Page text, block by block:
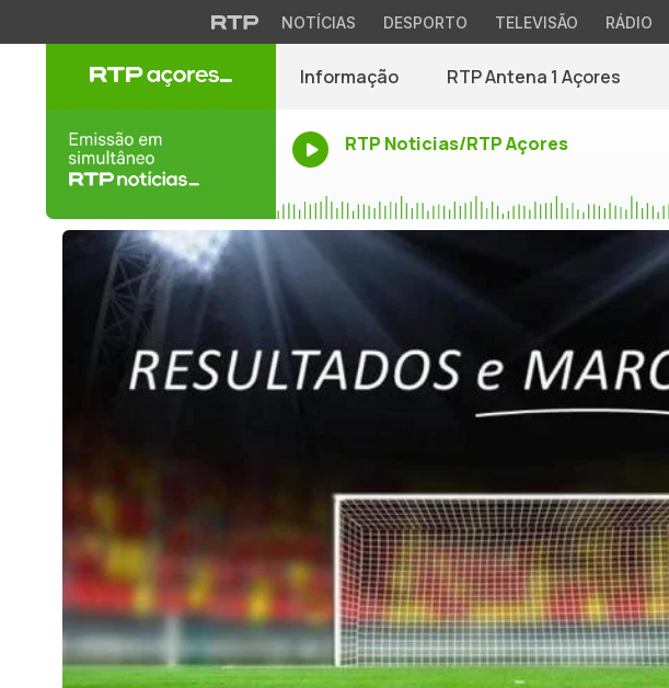
NOTÍCIAS DESPORTO TELEVISÃO RÁDIO
Informação RTP Antena 1 Açores
RTP Noticias/RTP Açores